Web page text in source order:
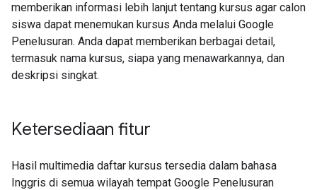
memberikan informasi lebih lanjut tentang kursus agar calon
siswa dapat menemukan kursus Anda melalui Google
Penelusuran. Anda dapat memberikan berbagai detail,
termasuk nama kursus, siapa yang menawarkannya, dan
deskripsi singkat.
Ketersediaan fitur
Hasil multimedia daftar kursus tersedia dalam bahasa
Inggris di semua wilayah tempat Google Penelusuran